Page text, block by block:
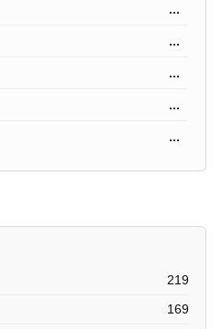
...
...
...
...
...
219
169